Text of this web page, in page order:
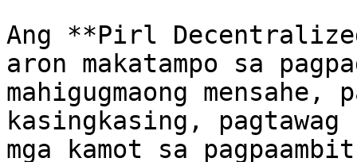
Ang **Pirl
aron makatampo sa
mahigugmaong mensahe,
kasingkasing, pagtawag
mga kamot sa